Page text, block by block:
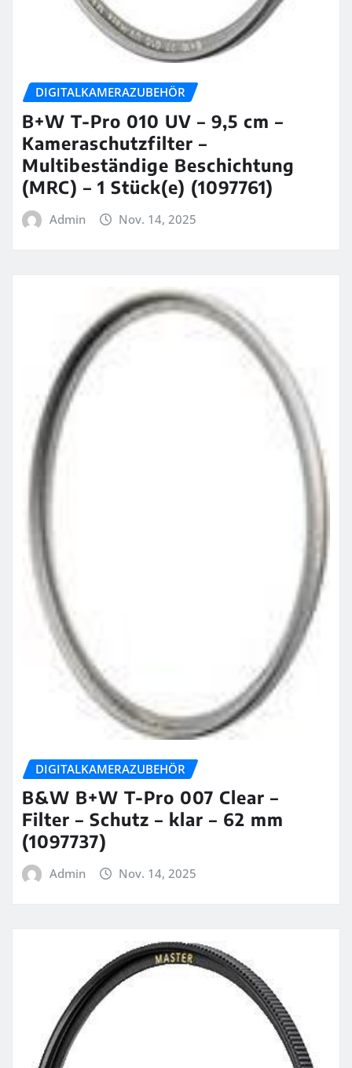
DIGITALKAMERAZUBEHÖR
B+W T-Pro 010 UV – 9,5 cm –
Kameraschutzfilter –
Multibeständige Beschichtung
(MRC) – 1 Stück(e) (1097761)
Admin Nov. 14, 2025
DIGITALKAMERAZUBEHÖR
B&W B+W T-Pro 007 Clear –
Filter – Schutz – klar – 62 mm
(1097737)
Admin Nov. 14, 2025